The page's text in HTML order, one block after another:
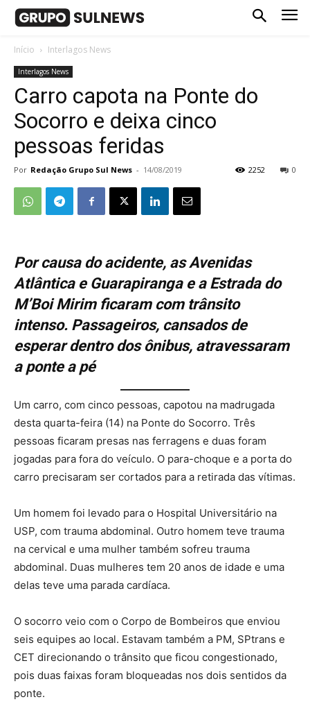
Início Interlagos News
Interlagos News
Carro capota na Ponte do
Socorro e deixa cinco
pessoas feridas
Por Redação Grupo Sul News - 14/08/2019 0
2252
Por causa do acidente, as Avenidas
Atlântica e Guarapiranga e a Estrada do
M’Boi Mirim ficaram com trânsito
intenso. Passageiros, cansados de
esperar dentro dos ônibus, atravessaram
a ponte a pé
Um carro, com cinco pessoas, capotou na madrugada
desta quarta-feira (14) na Ponte do Socorro. Três
pessoas ficaram presas nas ferragens e duas foram
jogadas para fora do veículo. O para-choque e a porta do
carro precisaram ser cortados para a retirada das vítimas.
Um homem foi levado para o Hospital Universitário na
USP, com trauma abdominal. Outro homem teve trauma
na cervical e uma mulher também sofreu trauma
abdominal. Duas mulheres tem 20 anos de idade e uma
delas teve uma parada cardíaca.
O socorro veio com o Corpo de Bombeiros que enviou
seis equipes ao local. Estavam também a PM, SPtrans e
CET direcionando o trânsito que ficou congestionado,
pois duas faixas foram bloqueadas nos dois sentidos da
ponte.